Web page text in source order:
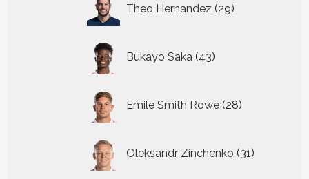
Theo Hernandez 29
producten
Bukayo Saka 43
producten
Emile Smith Rowe 28
producten
Oleksandr Zinchenko 31
producten